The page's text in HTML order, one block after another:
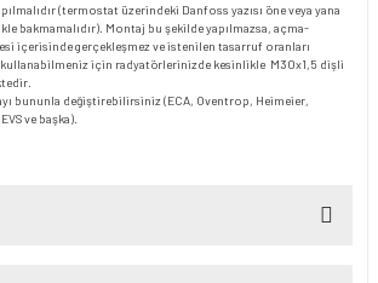
(termostat üzerindeki Danfoss yazısı öne veya yana
bakmamalıdır). Montaj bu şekilde yapılmazsa, açma-
içerisinde gerçekleşmez ve istenilen tasarruf oranları
kullanabilmeniz için radyatörlerinizde kesinlikle M30x1,5 dişli
bununla değiştirebilirsiniz (ECA, Oventrop, Heimeier,
ve başka).